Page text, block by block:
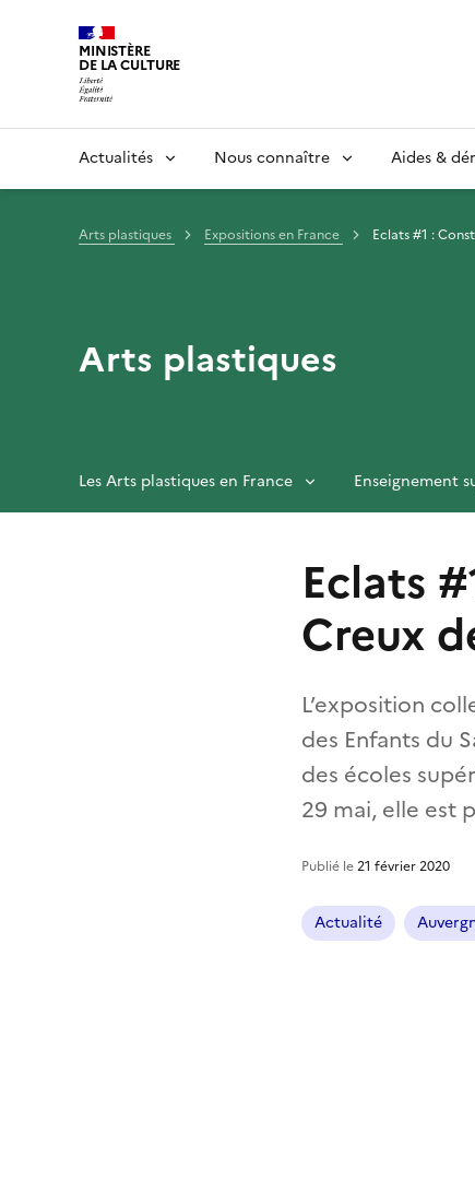
MINISTÈRE
DE LA CULTURE
Actualités Nous connaître Aides &
Arts plastiques Expositions en France Eclats #1 :
Arts plastiques
Les Arts plastiques en France Enseignement
Eclats
Creux
L’exposition
des Enfants du
des écoles
29 mai, elle est
Publié le21 février 2020
Actualité